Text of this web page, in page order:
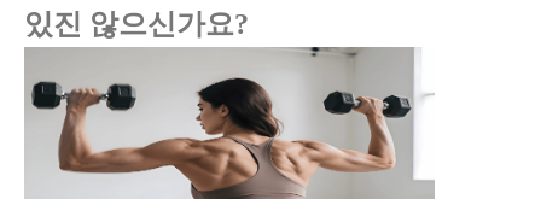
있진 않으신가요?